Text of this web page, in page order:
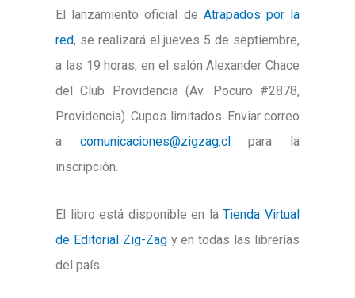
El lanzamiento oficial de Atrapados por la
red, se realizará el jueves 5 de septiembre,
a las 19 horas, en el salón Alexander Chace
del Club Providencia (Av. Pocuro #2878,
Providencia). Cupos limitados. Enviar correo
a comunicaciones@zigzag.clpara la
inscripción.
El libro está disponible en laTienda Virtual
de Editorial Zig-Zagy en todas las librerías
del país.